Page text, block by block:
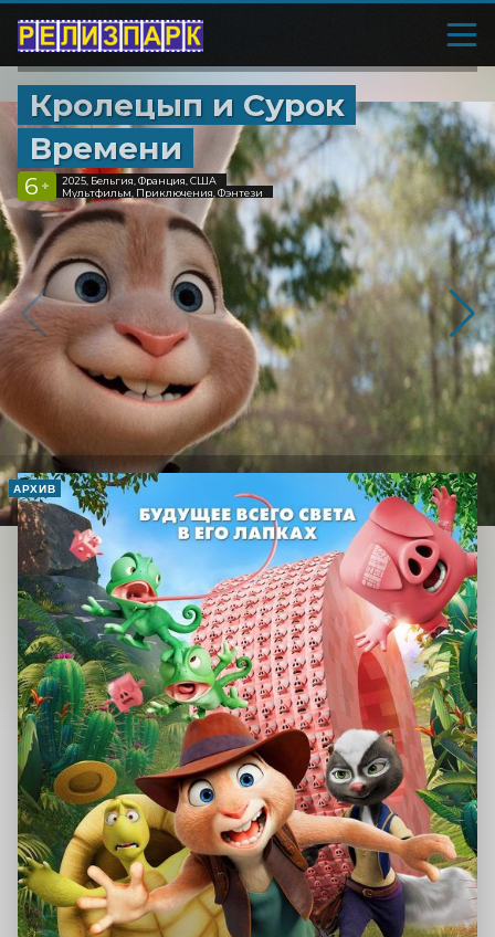
Кролецып и Сурок
Времени
6 +
2025, Бельгия, Франция, США
Мультфильм, Приключения, Фэнтези
АРХИВ